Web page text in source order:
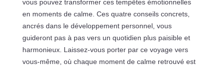
vous pouvez transformer ces tempêtes émotionnelles
en moments de calme. Ces quatre conseils concrets,
ancrés dans le développement personnel, vous
guideront pas à pas vers un quotidien plus paisible et
harmonieux. Laissez-vous porter par ce voyage vers
vous-même, où chaque moment de calme retrouvé est